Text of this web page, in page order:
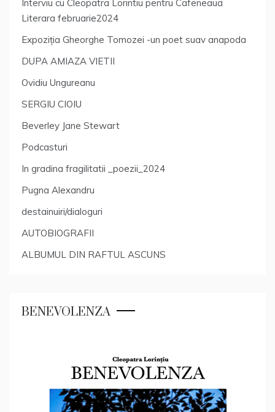
Interviu cu Cleopatra Lorintiu pentru Cafeneaua
Literara februarie2024
Expoziția Gheorghe Tomozei -un poet suav anapoda
DUPA AMIAZA VIETII
Ovidiu Ungureanu
SERGIU CIOIU
Beverley Jane Stewart
Podcasturi
In gradina fragilitatii _poezii_2024
Pugna Alexandru
destainuiri/dialoguri
AUTOBIOGRAFII
ALBUMUL DIN RAFTUL ASCUNS
BENEVOLENZA